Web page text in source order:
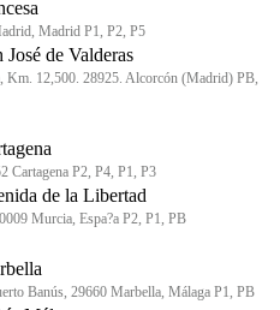
Madrid P1, P2, P5
de Valderas
Km. 12,500. 28925. Alcorcón (Madrid) PB,
Cartagena P2, P4, P1, P3
de la Libertad
Murcia, Espa?a P2, P1, PB
Banús, 29660 Marbella, Málaga P1, PB